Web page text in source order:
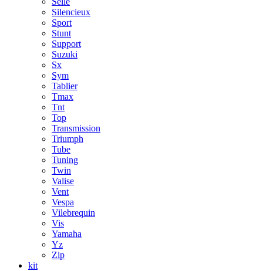
Silencieux
Sport
Stunt
Support
Suzuki
Sx
Sym
Tablier
Tmax
Tnt
Top
Transmission
Triumph
Tube
Tuning
Twin
Valise
Vent
Vespa
Vilebrequin
Vis
Yamaha
Yz
Zip
kit